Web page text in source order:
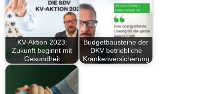
KV-Aktion 2023:
Zukunft beginnt mit
Gesundheit
Budgetbausteine der
DKV betriebliche
Krankenversicherung